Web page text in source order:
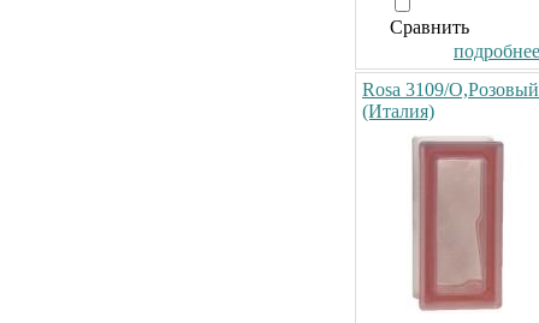
Сравнить
Rosa 3109/O,Розовый
(Италия)